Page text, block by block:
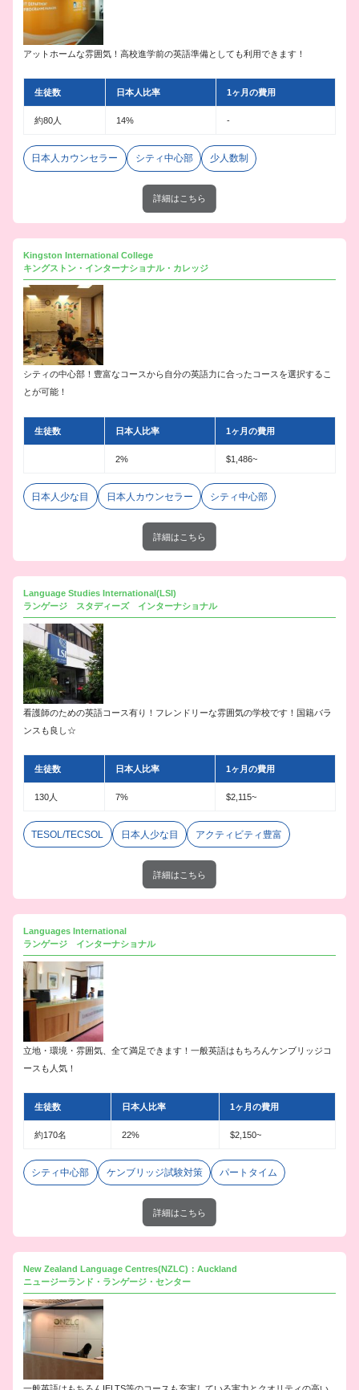
アットホームな雰囲気！高校進学前の英語準備としても利用できます！
生徒数 日本人比率 1ヶ月の費用
約80人 14% -
日本人カウンセラー シティ中心部 少人数制
詳細はこちら
Kingston International College
キングストン・インターナショナル・カレッジ
シティの中心部！豊富なコースから自分の英語力に合ったコースを選択するこ
とが可能！
生徒数 日本人比率 1ヶ月の費用
2% $1,486~
日本人少な目 日本人カウンセラー シティ中心部
詳細はこちら
Language Studies International(LSI)
ランゲージ スタディーズ インターナショナル
看護師のための英語コース有り！フレンドリーな雰囲気の学校です！国籍バラ
ンスも良し☆
生徒数 日本人比率 1ヶ月の費用
130人 7% $2,115~
TESOL/TECSOL 日本人少な目 アクティビティ豊富
詳細はこちら
Languages International
ランゲージ インターナショナル
立地・環境・雰囲気、全て満足できます！一般英語はもちろんケンブリッジコ
ースも人気！
生徒数 日本人比率 1ヶ月の費用
約170名 22% $2,150~
シティ中心部 ケンブリッジ試験対策 パートタイム
詳細はこちら
New Zealand Language Centres(NZLC)：Auckland
ニュージーランド・ランゲージ・センター